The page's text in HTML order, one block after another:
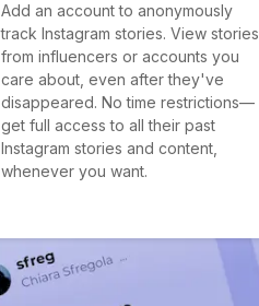
Add an account to anonymously
track Instagram stories. View stories
from influencers or accounts you
care about, even after they've
disappeared. No time restrictions—
get full access to all their past
Instagram stories and content,
whenever you want.